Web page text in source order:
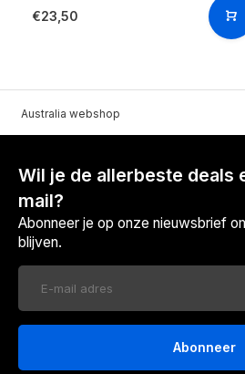
€23,50
Australia webshop
Wil je de allerbeste deals
mail?
Abonneer je op onze nieuwsbrief
blijven.
Abonneer